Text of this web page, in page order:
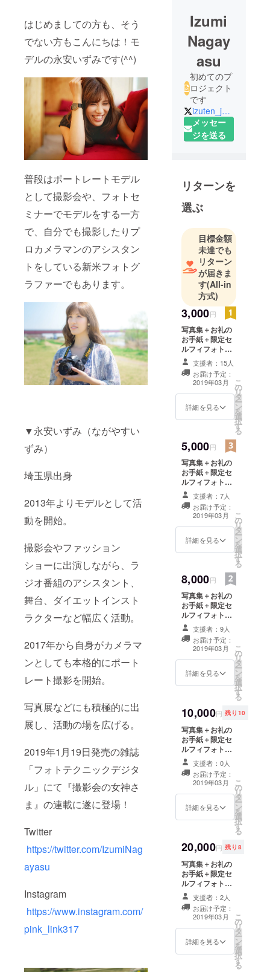
はじめましての方も、そう
でない方もこんにちは！モ
デルの永安いずみです(^^)
普段はポートレートモデル
として撮影会や、フォトセ
ミナーでモデルをする一方
で、自分でも撮影したりプ
ロカメラマンのアシスタン
トをしている新米フォトグ
ラファーでもあります。
▼永安いずみ（ながやすい
ずみ）
埼玉県出身
2013年よりモデルとして活
動を開始。
撮影会やファッション
ショーに出演しながら、ラ
ジオ番組のアシスタント、
舞台、ダイエットインスト
ラクターなど幅広く活動。
2017年から自身がカメラマ
ンとしても本格的にポート
レート撮影を開始。
写真展などにも積極的に出
展し、活動の場を広げる。
2019年1月19日発売の雑誌
「フォトテクニックデジタ
ル」にて『撮影会の女神さ
ま』の連載に遂に登場！
Twitter
https://twitter.com/IzumiNag
ayasu
Instagram
https://www.instagram.com/
pink_link317
Izumi
Nagay
asu
初めてのプ
ロジェクト
です
izuten_journey
メッセー
ジを送る
リターンを
選ぶ
目標金額
未達でも
リターン
が届きま
す(All-in
方式)
3,000円
写真集＋お礼の
お手紙＋限定セ
ルフィフォト
セット5枚組（お
まけ付き）
支援者：15人
お届け予定：
2019年03月
詳細を見る
こ
の
リ
タ
ー
ン
を
選
択
す
る
5,000円
写真集＋お礼の
お手紙＋限定セ
ルフィフォト
セット5枚組（お
まけ付き）＋お
試し撮影30分
（23区内屋外の
み） ※お試し撮
影は、ポート
者でも構いませ
ん） ※スマート
フォンでの撮
影、動画撮影は
禁止です。 ※現
地集合・現地解
散でお願いしま
す。 ※こちらに
含まれているの
料・モデルの交
通費です。 カメ
通費はご負担を
お願いします。
※衣装はこちらの
用意する私服の
みとさせていた
だきます。（大
まかな相談は
可）
支援者：7人
お届け予定：
2019年03月
詳細を見る
こ
の
リ
タ
ー
ン
を
選
択
す
る
8,000円
写真集＋お礼の
お手紙＋限定セ
ルフィフォト
セット5枚組（お
まけ付き）＋ロ
ケ撮影60分（23
区内屋外のみ）
※ロケ撮影は、
ポートレート撮
ません） ※ス
マートフォンで
の撮影、動画撮
影は禁止です。
※現地集合・現地
解散でお願いし
ます。 ※こちら
に含まれている
のはモデル撮影
通費です。 カメ
ラマン様ご自身
お願いします。
※衣装はこちらの
用意する私服の
みとさせていた
だきます。（大
まかな相談は
可）
支援者：9人
お届け予定：
2019年03月
詳細を見る
こ
の
リ
タ
ー
ン
を
選
択
す
る
10,000円 残り10
写真集＋お礼の
お手紙＋限定セ
ルフィフォト
セット5枚組（お
まけ付き）＋
3/21オフ会ご招
待券（東京都
内）
支援者：0人
お届け予定：
2019年03月
詳細を見る
こ
の
リ
タ
ー
ン
を
選
択
す
る
20,000円 残り8
写真集＋お礼の
お手紙＋限定セ
ルフィフォト
セット5枚組（お
まけ付き）＋ロ
ケ撮影120分
（23区内屋外の
み）＋3/21オフ
会ご招待券（東
支援者：2人
お届け予定：
2019年03月
詳細を見る
こ
の
リ
タ
ー
ン
を
選
択
す
る